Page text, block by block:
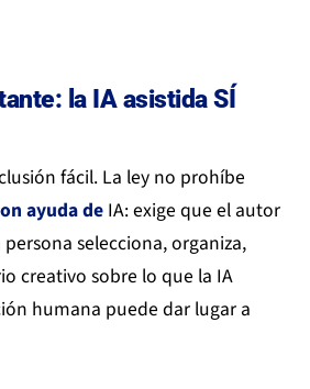
la IA asistida SÍ
fácil. La ley no prohíbe
ayuda de IA: exige que el autor
selecciona, organiza,
creativo sobre lo que la IA
humana puede dar lugar a